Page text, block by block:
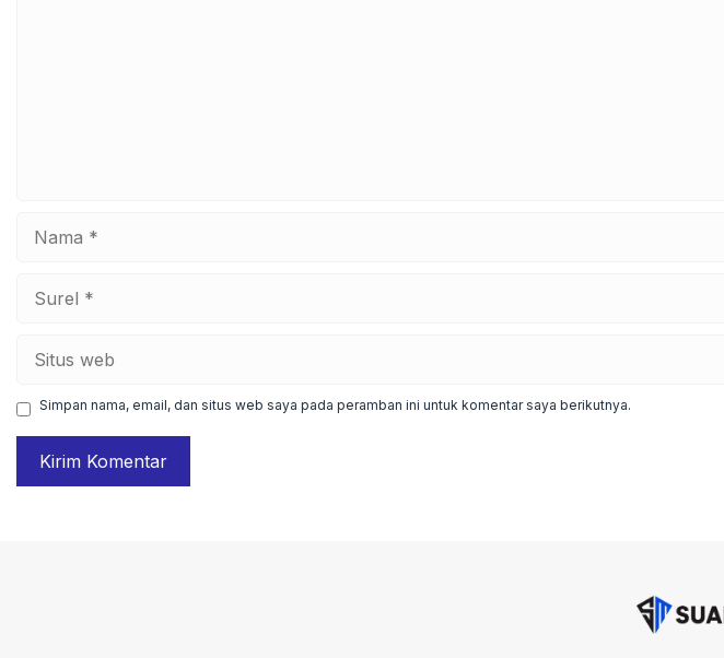
Simpan nama, email, dan situs web saya pada peramban ini untuk komentar saya berikutnya.